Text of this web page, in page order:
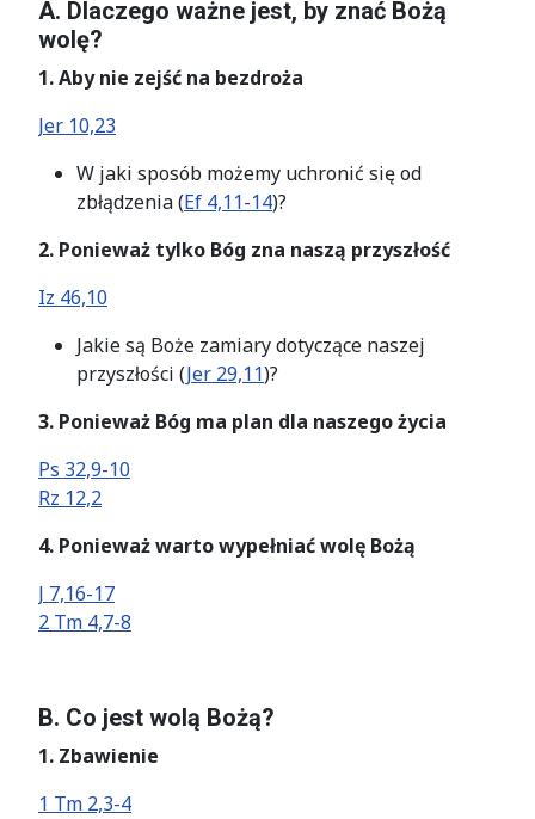
A. Dlaczego ważne jest, by znać Bożą
wolę?
1. Aby nie zejść na bezdroża
Jer 10,23
W jaki sposób możemy uchronić się od
zbłądzenia (Ef 4,11-14)?
2. Ponieważ tylko Bóg zna naszą przyszłość
Iz 46,10
Jakie są Boże zamiary dotyczące naszej
przyszłości (Jer 29,11)?
3. Ponieważ Bóg ma plan dla naszego życia
Ps 32,9-10
Rz 12,2
4. Ponieważ warto wypełniać wolę Bożą
J 7,16-17
2 Tm 4,7-8
B. Co jest wolą Bożą?
1. Zbawienie
1 Tm 2,3-4